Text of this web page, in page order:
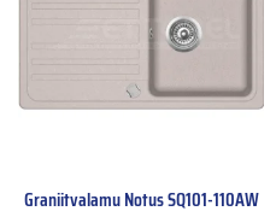
Graniitvalamu Notus SQ101-110AW